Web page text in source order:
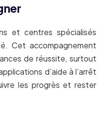
et centres spécialisés
Cet accompagnement
de réussite, surtout
d’aide à l’arrêt
les progrès et rester